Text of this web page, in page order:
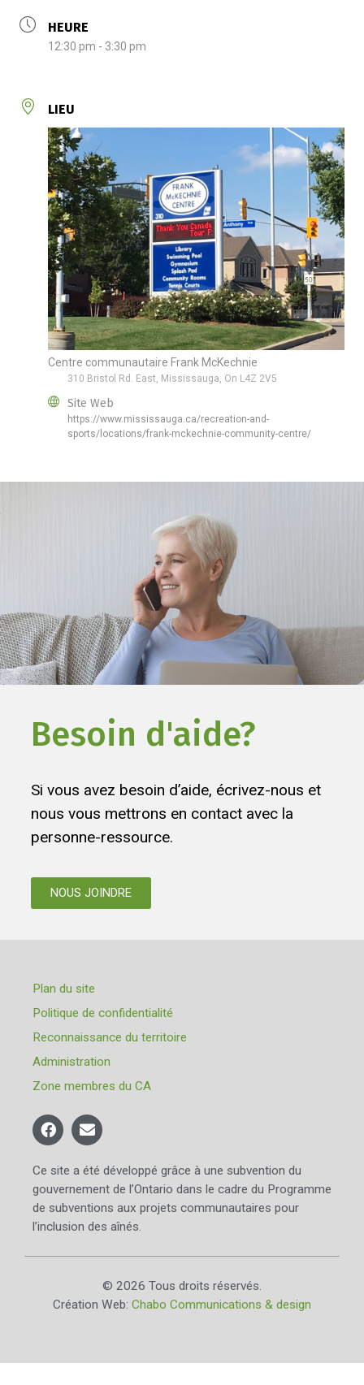
HEURE
12:30 pm - 3:30 pm
LIEU
Centre communautaire Frank McKechnie
310 Bristol Rd. East, Mississauga, On L4Z 2V5
Site Web
https://www.mississauga.ca/recreation-and-
sports/locations/frank-mckechnie-community-centre/
Besoin d'aide?
Si vous avez besoin d’aide, écrivez-nous et
nous vous mettrons en contact avec la
personne-ressource.
NOUS JOINDRE
Plan du site
Politique de confidentialité
Reconnaissance du territoire
Administration
Zone membres du CA
Ce site a été développé grâce à une subvention du
gouvernement de l’Ontario dans le cadre du Programme
de subventions aux projets communautaires pour
l’inclusion des aînés.
© 2026 Tous droits réservés.
Création Web: Chabo Communications & design